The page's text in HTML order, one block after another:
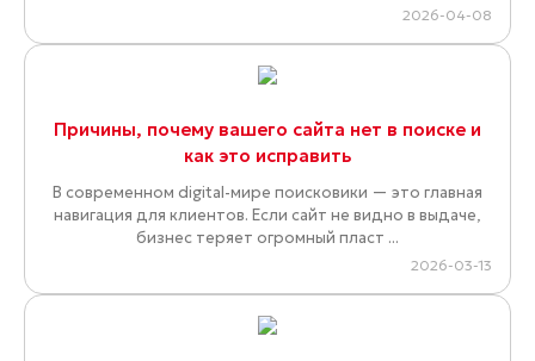
2026-04-08
Причины, почему вашего сайта нет в поиске и
как это исправить
В современном digital-мире поисковики — это главная
навигация для клиентов. Если сайт не видно в выдаче,
бизнес теряет огромный пласт ...
2026-03-13